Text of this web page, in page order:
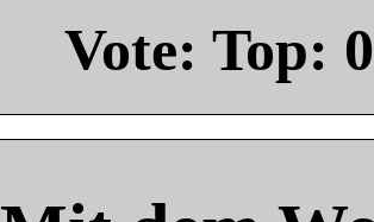
Vote: Top: 0